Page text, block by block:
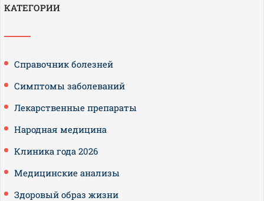
КАТЕГОРИИ
Справочник болезней
Симптомы заболеваний
Лекарственные препараты
Народная медицина
Клиника года 2026
Медицинские анализы
Здоровый образ жизни